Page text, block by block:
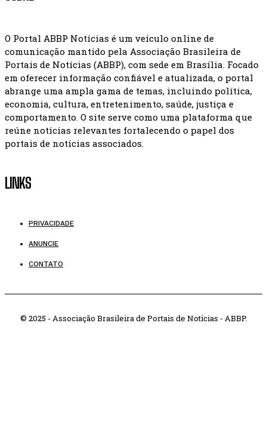
O Portal ABBP Notícias é um veículo online de
comunicação mantido pela Associação Brasileira de
Portais de Notícias (ABBP), com sede em Brasília. Focado
em oferecer informação confiável e atualizada, o portal
abrange uma ampla gama de temas, incluindo política,
economia, cultura, entretenimento, saúde, justiça e
comportamento. O site serve como uma plataforma que
reúne notícias relevantes fortalecendo o papel dos
portais de notícias associados.
LINKS
PRIVACIDADE
ANUNCIE
CONTATO
© 2025 - Associação Brasileira de Portais de Notícias - ABBP.